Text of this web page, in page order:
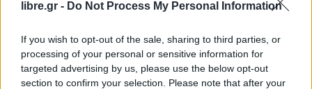
libre.gr - Do Not Process My Personal Information
If you wish to opt-out of the sale, sharing to third parties, or
processing of your personal or sensitive information for
targeted advertising by us, please use the below opt-out
section to confirm your selection. Please note that after your
κυβέρνησηθα δημοσιεύσει το επενδυτικό σχέδιό
της στην άμυνα «πριν από τη Σύνοδο του ΝΑΤΟ»
που έχει προγραμματιστεί για τις αρχές Ιουλίου.